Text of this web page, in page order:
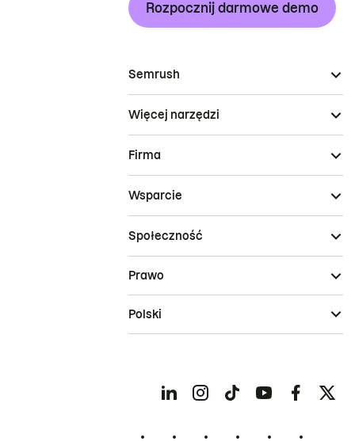
Rozpocznij darmowe demo
Semrush
Więcej narzędzi
Firma
Wsparcie
Społeczność
Prawo
Polski